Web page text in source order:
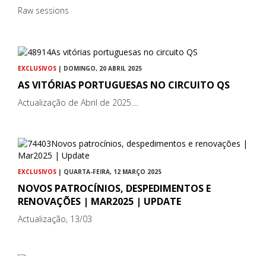
Raw sessions
EXCLUSIVOS | DOMINGO, 20 ABRIL 2025
AS VITÓRIAS PORTUGUESAS NO CIRCUITO QS
Actualização de Abril de 2025....
EXCLUSIVOS | QUARTA-FEIRA, 12 MARÇO 2025
NOVOS PATROCÍNIOS, DESPEDIMENTOS E
RENOVAÇÕES | MAR2025 | UPDATE
Actualização, 13/03